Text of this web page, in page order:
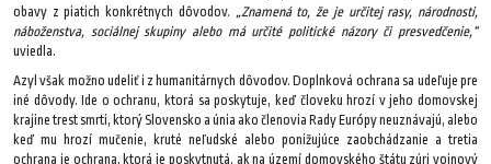
obavy z piatich konkrétnych dôvodov. „Znamená to, že je určitej rasy, národnosti,
náboženstva, sociálnej skupiny alebo má určité politické názory či presvedčenie,“
uviedla.
Azyl však možno udeliť i z humanitárnych dôvodov. Doplnková ochrana sa udeľuje pre
iné dôvody. Ide o ochranu, ktorá sa poskytuje, keď človeku hrozí v jeho domovskej
krajine trest smrti, ktorý Slovensko a únia ako členovia Rady Európy neuznávajú, alebo
keď mu hrozí mučenie, kruté neľudské alebo ponižujúce zaobchádzanie a tretia
ochrana je ochrana, ktorá je poskytnutá, ak na území domovského štátu zúri vojnový